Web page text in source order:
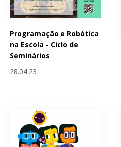
Programação e Robótica
na Escola - Ciclo de
Seminários
28.04.23